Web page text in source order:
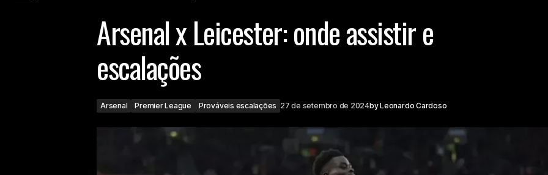
Arsenal x Leicester: onde assistir e
escalações
Arsenal Premier League Prováveis escalações 27 de setembro de 2024byLeonardo Cardoso